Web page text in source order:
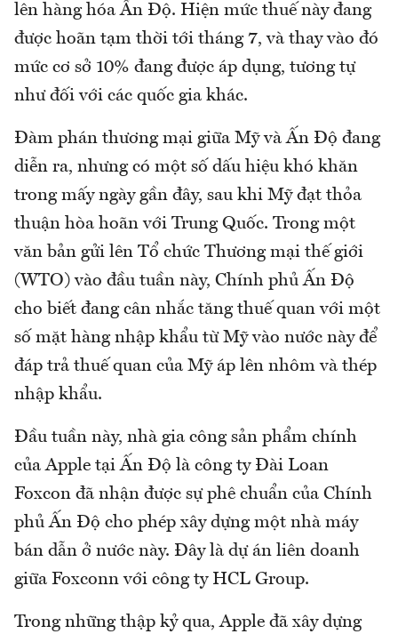
lên hàng hóa Ấn Độ. Hiện mức thuế này đang
được hoãn tạm thời tới tháng 7, và thay vào đó
mức cơ sở 10% đang được áp dụng, tương tự
như đối với các quốc gia khác.
Đàm phán thương mại giữa Mỹ và Ấn Độ đang
diễn ra, nhưng có một số dấu hiệu khó khăn
trong mấy ngày gần đây, sau khi Mỹ đạt thỏa
thuận hòa hoãn với Trung Quốc. Trong một
văn bản gửi lên Tổ chức Thương mại thế giới
(WTO) vào đầu tuần này, Chính phủ Ấn Độ
cho biết đang cân nhắc tăng thuế quan với một
số mặt hàng nhập khẩu từ Mỹ vào nước này để
đáp trả thuế quan của Mỹ áp lên nhôm và thép
nhập khẩu.
Đầu tuần này, nhà gia công sản phẩm chính
của Apple tại Ấn Độ là công ty Đài Loan
Foxcon đã nhận được sự phê chuẩn của Chính
phủ Ấn Độ cho phép xây dựng một nhà máy
bán dẫn ở nước này. Đây là dự án liên doanh
giữa Foxconn với công ty HCL Group.
Trong những thập kỷ qua, Apple đã xây dựng